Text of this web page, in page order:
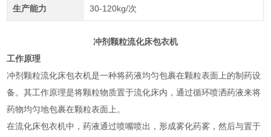
生产能力 30-120kg/次
冲剂颗粒流化床包衣机
工作原理
冲剂颗粒流化床包衣机是一种将药液均匀包裹在颗粒表面上的制药设
备。其工作原理是将颗粒物质置于流化床内，通过循环喷洒药液来将
药物均匀地包裹在颗粒表面上。
在流化床包衣机中，药液通过喷嘴喷出，形成雾化药雾，然后与置于